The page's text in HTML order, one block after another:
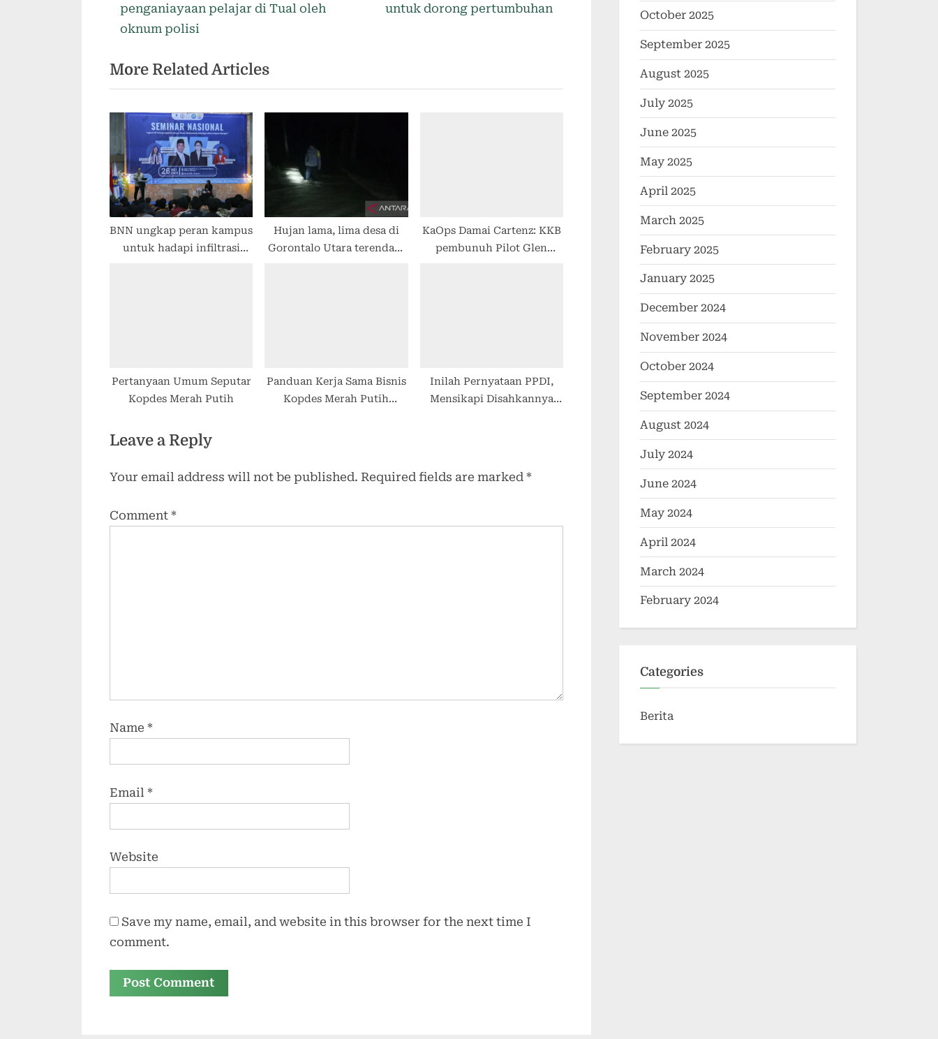
penganiayaan pelajar di Tual oleh
oknum polisi
untuk dorong pertumbuhan
More Related Articles
BNN ungkap peran kampus
untuk hadapi infiltrasi
Hujan lama, lima desa di
Gorontalo Utara terendam
KaOps Damai Cartenz: KKB
pembunuh Pilot Glen
Pertanyaan Umum Seputar
Kopdes Merah Putih
Panduan Kerja Sama Bisnis
Kopdes Merah Putih
Inilah Pernyataan PPDI,
Mensikapi Disahkannya
Leave a Reply
Your email address will not be published. Required fields are marked *
Comment *
Name *
Email *
Website
Save my name, email, and website in this browser for the next time I
comment.
October 2025
September 2025
August 2025
July 2025
June 2025
May 2025
April 2025
March 2025
February 2025
January 2025
December 2024
November 2024
October 2024
September 2024
August 2024
July 2024
June 2024
May 2024
April 2024
March 2024
February 2024
Categories
Berita